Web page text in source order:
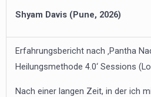
Shyam Davis (Pune, 2026)
Erfahrungsbericht nach ‚Pantha
Heilungsmethode 4.0‘ Sessions
Nach einer langen Zeit, in der ich